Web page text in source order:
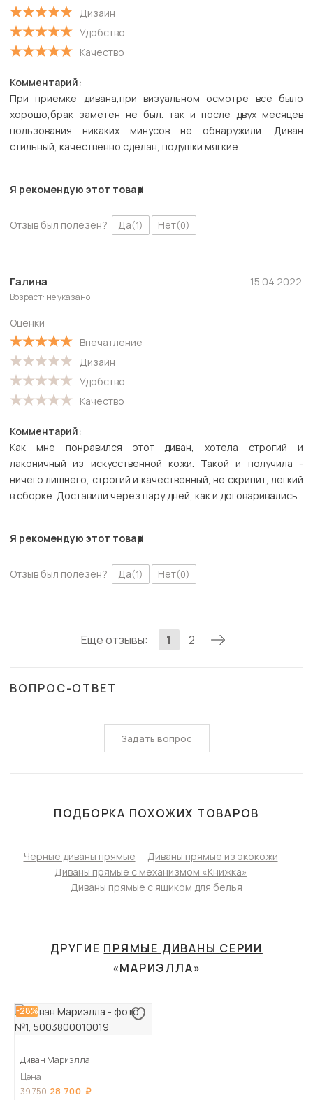
Дизайн
Удобство
Качество
Комментарий:
При приемке дивана,при визуальном осмотре все было
хорошо,брак заметен не был. так и после двух месяцев
пользования никаких минусов не обнаружили. Диван
стильный, качественно сделан, подушки мягкие.
Я рекомендую этот товар
Отзыв был полезен? Да(1) Нет(0)
Галина
Возраст: не указано
Оценки
Впечатление
Дизайн
Удобство
Качество
15.04.2022
Комментарий:
Как мне понравился этот диван, хотела строгий и
лаконичный из искусственной кожи. Такой и получила -
ничего лишнего, строгий и качественный, не скрипит, легкий
в сборке. Доставили через пару дней, как и договаривались
Я рекомендую этот товар
Отзыв был полезен? Да(1) Нет(0)
1 2
Еще отзывы:
ВОПРОС-ОТВЕТ
Задать вопрос
ПОДБОРКА ПОХОЖИХ ТОВАРОВ
Черные диваны прямые
Диваны прямые из экокожи
Диваны прямые с механизмом «Книжка»
Диваны прямые с ящиком для белья
ДРУГИЕ ПРЯМЫЕ ДИВАНЫ СЕРИИ
«МАРИЭЛЛА»
-28%
Диван Мариэлла
Цена
39 750 28 700